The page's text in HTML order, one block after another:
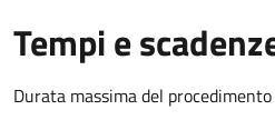
Tempi e
Durata massima del